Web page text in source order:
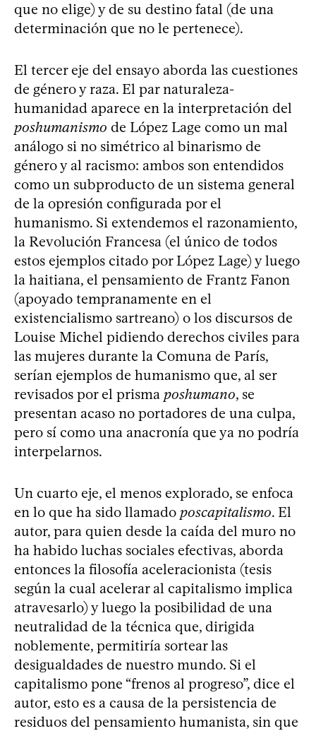
que no elige) y de su destino fatal (de una
determinación que no le pertenece).
El tercer eje del ensayo aborda las cuestiones
de género y raza. El par naturaleza-
humanidad aparece en la interpretación del
poshumanismo de López Lage como un mal
análogo si no simétrico al binarismo de
género y al racismo: ambos son entendidos
como un subproducto de un sistema general
de la opresión configurada por el
humanismo. Si extendemos el razonamiento,
la Revolución Francesa (el único de todos
estos ejemplos citado por López Lage) y luego
la haitiana, el pensamiento de Frantz Fanon
(apoyado tempranamente en el
existencialismo sartreano) o los discursos de
Louise Michel pidiendo derechos civiles para
las mujeres durante la Comuna de París,
serían ejemplos de humanismo que, al ser
revisados por el prisma poshumano, se
presentan acaso no portadores de una culpa,
pero sí como una anacronía que ya no podría
interpelarnos.
Un cuarto eje, el menos explorado, se enfoca
en lo que ha sido llamado poscapitalismo. El
autor, para quien desde la caída del muro no
ha habido luchas sociales efectivas, aborda
entonces la filosofía aceleracionista (tesis
según la cual acelerar al capitalismo implica
atravesarlo) y luego la posibilidad de una
neutralidad de la técnica que, dirigida
noblemente, permitiría sortear las
desigualdades de nuestro mundo. Si el
capitalismo pone “frenos al progreso”, dice el
autor, esto es a causa de la persistencia de
residuos del pensamiento humanista, sin que